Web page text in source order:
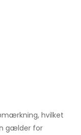
hvilket
gælder for